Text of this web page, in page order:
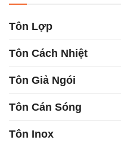
Tôn Lợp
Tôn Cách Nhiệt
Tôn Giả Ngói
Tôn Cán Sóng
Tôn Inox